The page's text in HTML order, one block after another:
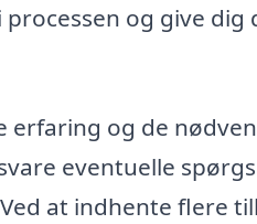
og give dig
erfaring og de
eventuelle
at indhente flere